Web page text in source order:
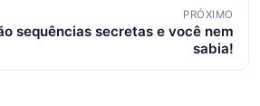
PRÓXIMO
sequências secretas e você nem
sabia!